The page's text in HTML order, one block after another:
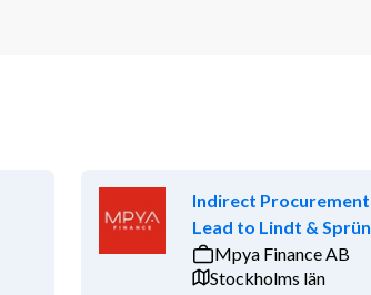
Indirect
Lead to Lindt &
Mpya Finance AB
Stockholms län